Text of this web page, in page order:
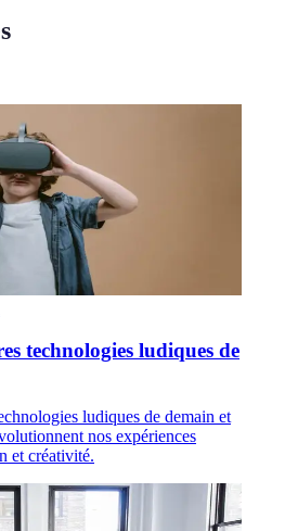
technologies ludiques de
ludiques de demain et
nos expériences
et créativité.